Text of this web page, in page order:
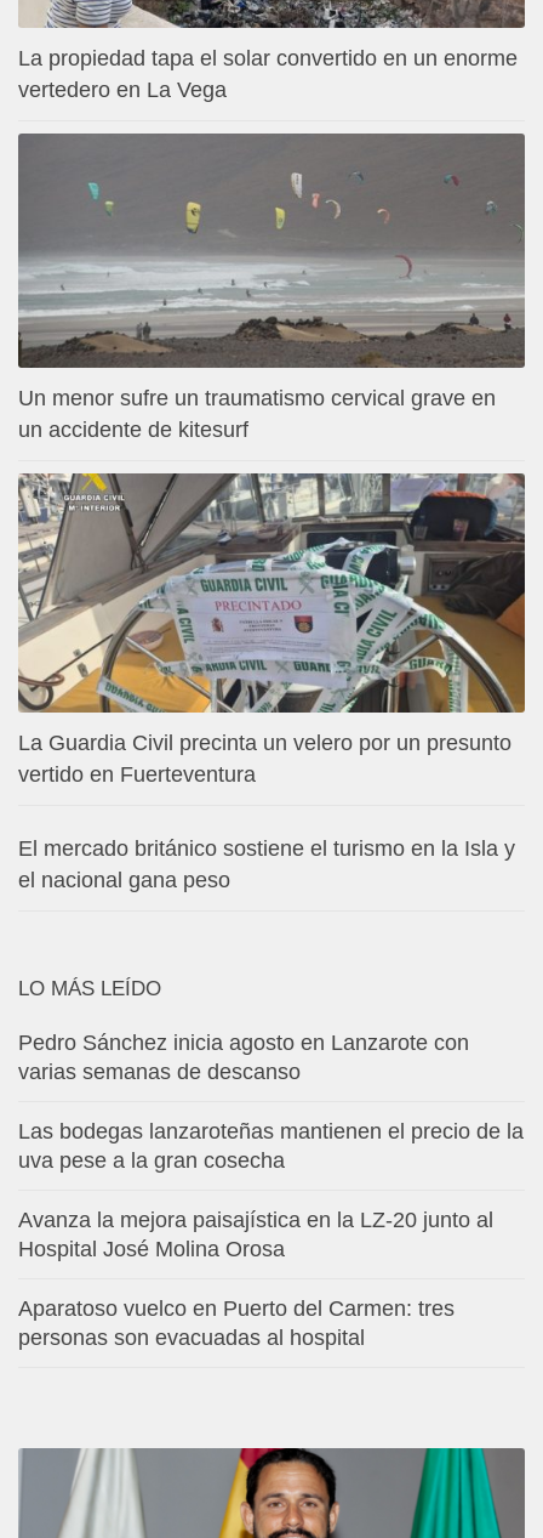
La propiedad tapa el solar convertido en un enorme
vertedero en La Vega
Un menor sufre un traumatismo cervical grave en
un accidente de kitesurf
La Guardia Civil precinta un velero por un presunto
vertido en Fuerteventura
El mercado británico sostiene el turismo en la Isla y
el nacional gana peso
LO MÁS LEÍDO
Pedro Sánchez inicia agosto en Lanzarote con
varias semanas de descanso
Las bodegas lanzaroteñas mantienen el precio de la
uva pese a la gran cosecha
Avanza la mejora paisajística en la LZ-20 junto al
Hospital José Molina Orosa
Aparatoso vuelco en Puerto del Carmen: tres
personas son evacuadas al hospital